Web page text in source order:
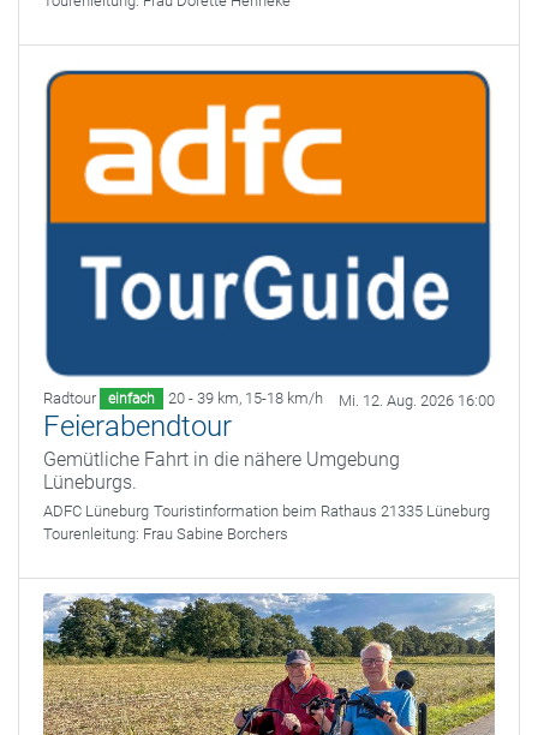
Radtour einfach 20 - 39 km, 15-18 km/h Mi. 12. Aug. 2026 16:00
Feierabendtour
Gemütliche Fahrt in die nähere Umgebung
Lüneburgs.
ADFC Lüneburg Touristinformation beim Rathaus 21335 Lüneburg
Tourenleitung: Frau Sabine Borchers